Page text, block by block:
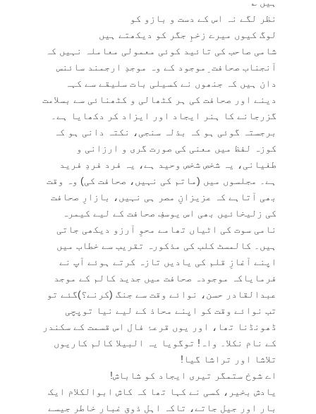
نظر لگے نہ اس کے دست و بازو کو
لوگ کیوں میرے زخمِ جگر کو دیکھتے ہیں
شامی صاحب کی تائید کوئی معمولی معاملہ نہیں کہ
آنجناب صحافت ِموجود کے وہ موجدِ ارجمند سائنس
دان ہیں کہ جنھوں نے کسیلی بات سلیقے سے کہہ
دینے اور صحافت کی ہر کٹھالی و کٹھنائی سے بسلامت
گزرجانے کا ہنر ایجاد اور ایزاد کر دکھایا ہے۔
برجستہ گوئی ہو کہ بذلہ سنجی، نکتہ دانی ہو کہ
کوزہ لفظ میں معنی کی صورت گری و ارزانی و
طغیانی، یہ شخص شخص وحید ہے، یہ فرد فردِ فرید
ہے۔ مجلسوں میں (ماتم کی نہیں، صحافت کی) وہ وقت
بھی آتاہے کہ عزیزانِ مصر ہی نہیں، بازارِ صحافت
کی زلیخائیں بھی اس یوسفِ صحافت کے لیے کیمرہ
نامی سوت کی اٹیاں تھامے محوِ آرزو دیکھی جاتی
ہیں۔ کالمسٹ کلب کی مذکورہ تقریب سے خطاب میں
اپنے آغازِ قلم کی یادیں تازہ کرتے ہوئے آپ نے
فرمایاکہ موجودہ صحافت میں جدید کالم کے موجد
عبدالقادر حسن، نوائے وقت سے جنگ (کرنے؟)گئے تو
تب نوائے وقت کو اپنے محاذ کے لیے نیا توپچی
ڈھونڈنا تھا، اور یوں قرعۂ فال اس قسمت کے سکندر
کے نام نکلا۔ واہ! توگویا یہ البیلا کالم کاریوں
تلاشا اور تراشا گیا!
اے شوخ ستمگر تیری ایجاد کو شاباش!
یادش بخیر، کسی نے کہا تھا کہ کاش ابوالکلام ایک
بار اور جیل جاتے، تاکہ اہلِ ذوق غبارِ خاطر جیسے